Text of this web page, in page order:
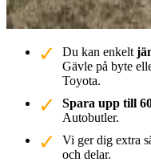
Du kan enkelt
Gävle på byte
Toyota.
Spara upp till
Autobutler.
Vi ger dig extra
och delar.